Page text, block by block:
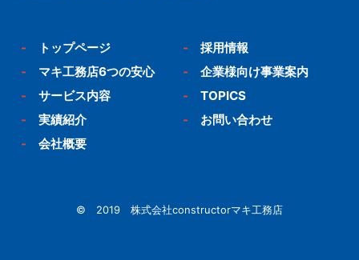
-
トップページ
-
マキ工務店6つの安心
-
サービス内容
-
実績紹介
-
会社概要
-
採用情報
-
企業様向け事業案内
-
TOPICS
-
お問い合わせ
© 2019 株式会社constructorマキ工務店